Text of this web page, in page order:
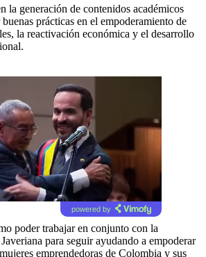
la generación de contenidos académicos
prácticas en el empoderamiento de
la reactivación económica y el desarrollo
powered by
poder trabajar en conjunto con la
para seguir ayudando a empoderar
emprendedoras de Colombia y sus